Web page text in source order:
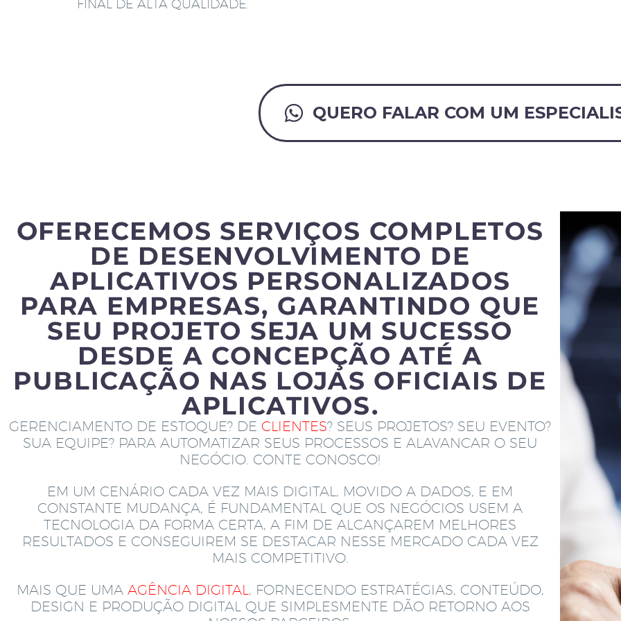
FINAL DE ALTA QUALIDADE.
QUERO FALAR COM UM
OFERECEMOS SERVIÇOS COMPLETOS
DE DESENVOLVIMENTO DE
APLICATIVOS PERSONALIZADOS
PARA EMPRESAS, GARANTINDO QUE
SEU PROJETO SEJA UM SUCESSO
DESDE A CONCEPÇÃO ATÉ A
PUBLICAÇÃO NAS LOJAS OFICIAIS DE
APLICATIVOS.
GERENCIAMENTO DE ESTOQUE? DE CLIENTES? SEUS PROJETOS? SEU EVENTO?
SUA EQUIPE? PARA AUTOMATIZAR SEUS PROCESSOS E ALAVANCAR O SEU
NEGÓCIO. CONTE CONOSCO!
EM UM CENÁRIO CADA VEZ MAIS DIGITAL, MOVIDO A DADOS, E EM
CONSTANTE MUDANÇA, É FUNDAMENTAL QUE OS NEGÓCIOS USEM A
TECNOLOGIA DA FORMA CERTA, A FIM DE ALCANÇAREM MELHORES
RESULTADOS E CONSEGUIREM SE DESTACAR NESSE MERCADO CADA VEZ
MAIS COMPETITIVO.
MAIS QUE UMA AGÊNCIA DIGITAL, FORNECENDO ESTRATÉGIAS, CONTEÚDO,
DESIGN E PRODUÇÃO DIGITAL QUE SIMPLESMENTE DÃO RETORNO AOS